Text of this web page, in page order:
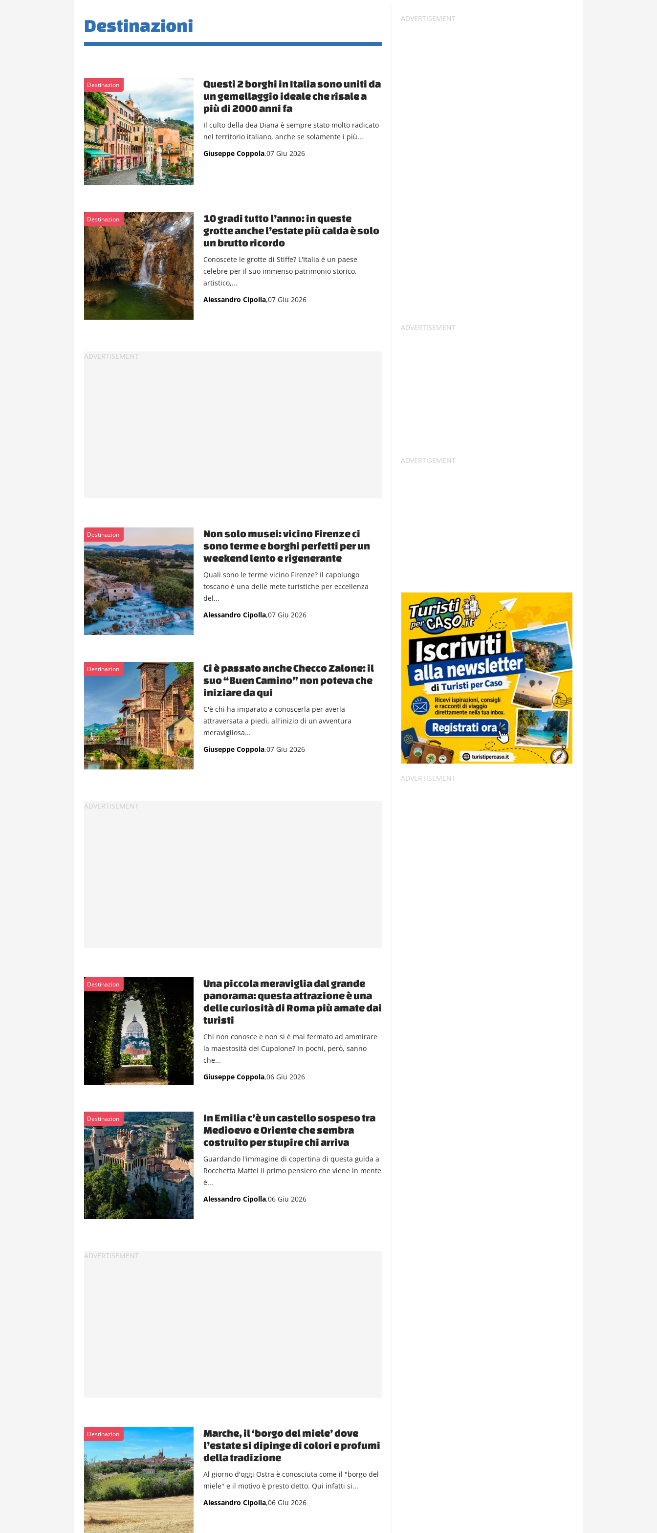
Destinazioni
Destinazioni
Questi 2 borghi in Italia sono uniti da
un gemellaggio ideale che risale a
più di 2000 anni fa
Il culto della dea Diana è sempre stato molto radicato
nel territorio italiano, anche se solamente i più...
Giuseppe Coppola,07 Giu 2026
Destinazioni
10 gradi tutto l’anno: in queste
grotte anche l’estate più calda è solo
un brutto ricordo
Conoscete le grotte di Stiffe? L'Italia è un paese
celebre per il suo immenso patrimonio storico,
artistico,...
Alessandro Cipolla,07 Giu 2026
Destinazioni
Non solo musei: vicino Firenze ci
sono terme e borghi perfetti per un
weekend lento e rigenerante
Quali sono le terme vicino Firenze? Il capoluogo
toscano è una delle mete turistiche per eccellenza
del...
Alessandro Cipolla,07 Giu 2026
Destinazioni
Ci è passato anche Checco Zalone: il
suo “Buen Camino” non poteva che
iniziare da qui
C'è chi ha imparato a conoscerla per averla
attraversata a piedi, all'inizio di un'avventura
meravigliosa...
Giuseppe Coppola,07 Giu 2026
Destinazioni
Una piccola meraviglia dal grande
panorama: questa attrazione è una
delle curiosità di Roma più amate dai
turisti
Chi non conosce e non si è mai fermato ad ammirare
la maestosità del Cupolone? In pochi, però, sanno
che...
Giuseppe Coppola,06 Giu 2026
Destinazioni
In Emilia c’è un castello sospeso tra
Medioevo e Oriente che sembra
costruito per stupire chi arriva
Guardando l'immagine di copertina di questa guida a
Rocchetta Mattei il primo pensiero che viene in mente
è...
Alessandro Cipolla,06 Giu 2026
Destinazioni
Marche, il ‘borgo del miele’ dove
l’estate si dipinge di colori e profumi
della tradizione
Al giorno d'oggi Ostra è conosciuta come il "borgo del
miele" e il motivo è presto detto. Qui infatti si...
Alessandro Cipolla,06 Giu 2026